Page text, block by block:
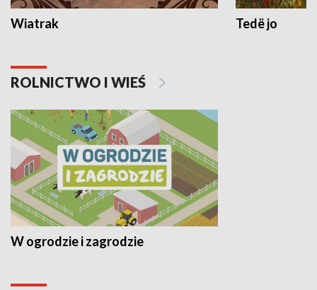
Wiatrak Tedë jo
ROLNICTWO I WIEŚ
W ogrodzie i zagrodzie